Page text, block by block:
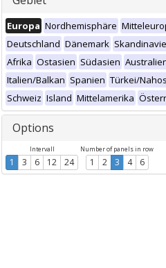
Europa Nordhemisphäre
Deutschland Dänemark
Afrika Ostasien Südasien
Italien/Balkan Spanien Türkei/
Schweiz Island Mittelamerika
Options
Intervall
1 3 6 12 24
Number of panels in row
1 2 3 4 6